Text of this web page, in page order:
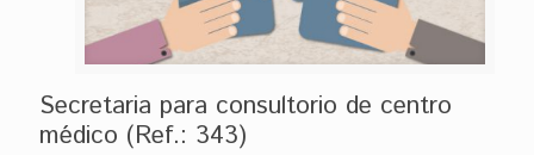
Secretaria para consultorio de centro
médico (Ref.: 343)